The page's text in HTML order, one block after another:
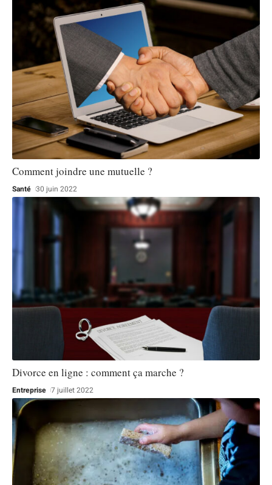
Comment joindre une mutuelle ?
Santé 30 juin 2022
Divorce en ligne : comment ça marche ?
Entreprise 7 juillet 2022